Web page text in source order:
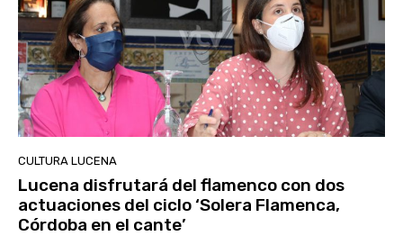
CULTURA LUCENA
Lucena disfrutará del flamenco con dos
actuaciones del ciclo ‘Solera Flamenca,
Córdoba en el cante’